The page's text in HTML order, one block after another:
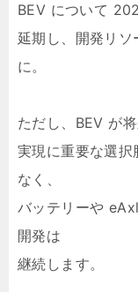
BEV について
延期し、開発リソ
に。
ただし、BEV が
実現に重要な選択
なく、
バッテリーや
開発は
継続します。